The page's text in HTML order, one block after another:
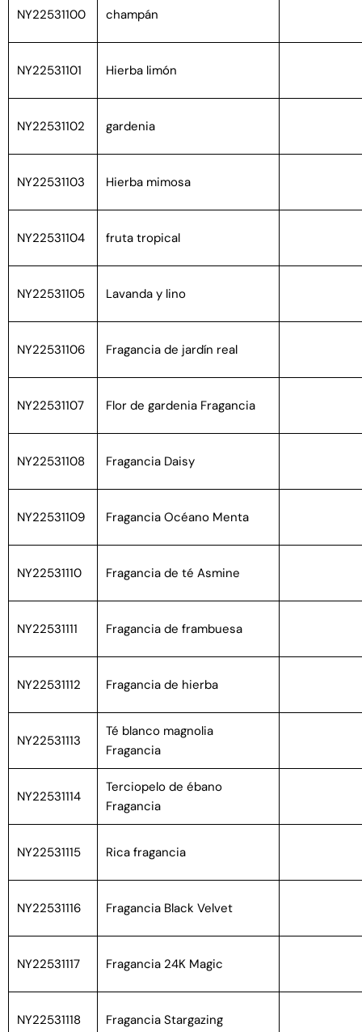
NY22531100 champán
NY22531101 Hierba limón
NY22531102 gardenia
NY22531103 Hierba mimosa
NY22531104 fruta tropical
NY22531105 Lavanda y lino
NY22531106 Fragancia de jardín real
NY22531107 Flor de gardenia Fragancia
NY22531108 Fragancia Daisy
NY22531109 Fragancia Océano Menta
NY22531110 Fragancia de té Asmine
NY22531111 Fragancia de frambuesa
NY22531112 Fragancia de hierba
NY22531113
Té blanco magnolia
Fragancia
NY22531114
Terciopelo de ébano
Fragancia
NY22531115 Rica fragancia
NY22531116 Fragancia Black Velvet
NY22531117 Fragancia 24K Magic
NY22531118 Fragancia Stargazing